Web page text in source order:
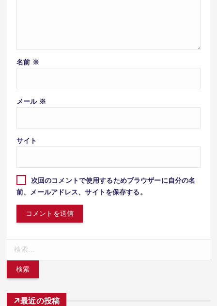
名前 ※
メール ※
サイト
次回のコメントで使用するためブラウザーに自分の名
前、メールアドレス、サイトを保存する。
最近の投稿